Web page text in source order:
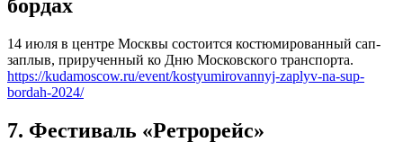
бордах
14 июля в центре Москвы состоится костюмированный сап-
заплыв, прирученный ко Дню Московского транспорта.
https://kudamoscow.ru/event/kostyumirovannyj-zaplyv-na-sup-
bordah-2024/
7. Фестиваль «Ретрорейс»